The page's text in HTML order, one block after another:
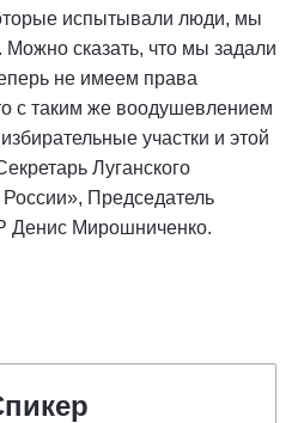
испытывали люди, мы
сказать, что мы задали
не имеем права
с таким же воодушевлением
участки и этой
Луганского
Председатель
Денис Мирошниченко.